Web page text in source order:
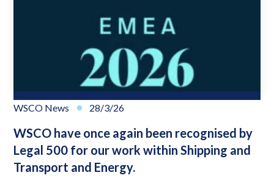
WSCO News 28/3/26
WSCO have once again been recognised by
Legal 500 for our work within Shipping and
Transport and Energy.